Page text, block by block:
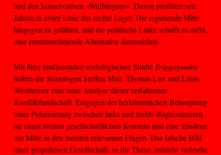
und den konservativen »Wutbürgern«. Davon profitiert seit
Jahren in erster Linie das rechte Lager. Die regierende Mitte
hingegen ist gelähmt, und die politische Linke schafft es nicht,
eine ernstzunehmende Alternative darzustellen.
Mit ihrer umfassenden soziologischen Studie Triggerpunkte
liefern die Soziologen Steffen Mau, Thomas Lux und Linus
Westheuser eine neue Analyse dieser verfahrenen
Konfliktlandschaft. Entgegen der herkömmlichen Behauptung
einer Polarisierung zwischen links und rechts diagnostizieren
sie einen breiten gesellschaftlichen Konsens und eine Tendenz
zur Mitte in den meisten relevanten Fragen. Das falsche Bild
einer gespaltenen Gesellschaft, so die These, entsteht vielmehr